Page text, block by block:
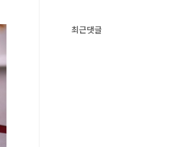
최근댓글